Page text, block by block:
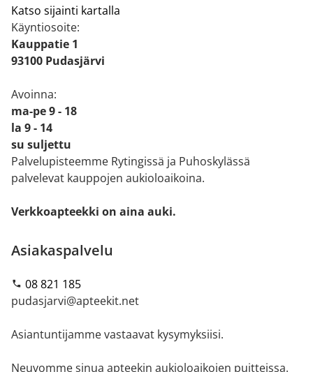
Katso sijainti kartalla
Käyntiosoite:
Kauppatie 1
93100 Pudasjärvi
Avoinna:
ma-pe 9 - 18
la 9 - 14
su suljettu
Palvelupisteemme Rytingissä ja Puhoskylässä
palvelevat kauppojen aukioloaikoina.
Verkkoapteekki on aina auki.
Asiakaspalvelu
08 821 185
pudasjarvi@apteekit.net
Asiantuntijamme vastaavat kysymyksiisi.
Neuvomme sinua apteekin aukioloaikojen puitteissa.